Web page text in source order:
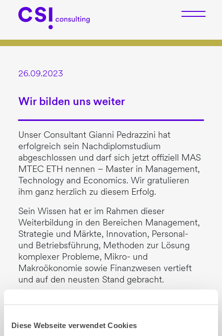
Diese Webseite verwendet Cookies
26.09.2023
Wir bilden uns weiter
Unser Consultant Gianni Pedrazzini hat
erfolgreich sein Nachdiplomstudium
abgeschlossen und darf sich jetzt offiziell MAS
MTEC ETH nennen – Master in Management,
Technology and Economics. Wir gratulieren
ihm ganz herzlich zu diesem Erfolg.
Sein Wissen hat er im Rahmen dieser
Weiterbildung in den Bereichen Management,
Strategie und Märkte, Innovation, Personal-
und Betriebsführung, Methoden zur Lösung
komplexer Probleme, Mikro- und
Makroökonomie sowie Finanzwesen vertieft
und auf den neusten Stand gebracht.
von nachhaltigkeitsbezogenen